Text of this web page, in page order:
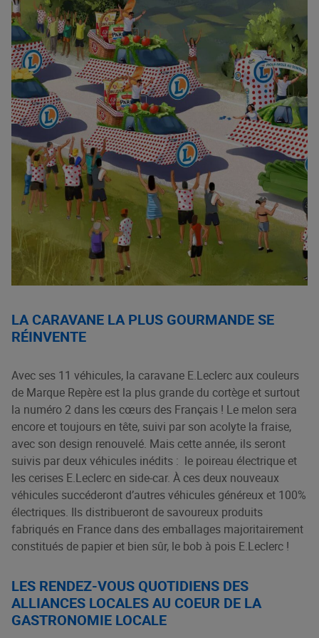
LA CARAVANE LA PLUS GOURMANDE SE
RÉINVENTE
Avec ses 11 véhicules, la caravane E.Leclerc aux couleurs
de Marque Repère est la plus grande du cortège et surtout
la numéro 2 dans les cœurs des Français ! Le melon sera
encore et toujours en tête, suivi par son acolyte la fraise,
avec son design renouvelé. Mais cette année, ils seront
suivis par deux véhicules inédits : le poireau électrique et
les cerises E.Leclerc en side-car. À ces deux nouveaux
véhicules succéderont d’autres véhicules généreux et 100%
électriques. Ils distribueront de savoureux produits
fabriqués en France dans des emballages majoritairement
constitués de papier et bien sûr, le bob à pois E.Leclerc !
LES RENDEZ-VOUS QUOTIDIENS DES
ALLIANCES LOCALES AU COEUR DE LA
GASTRONOMIE LOCALE